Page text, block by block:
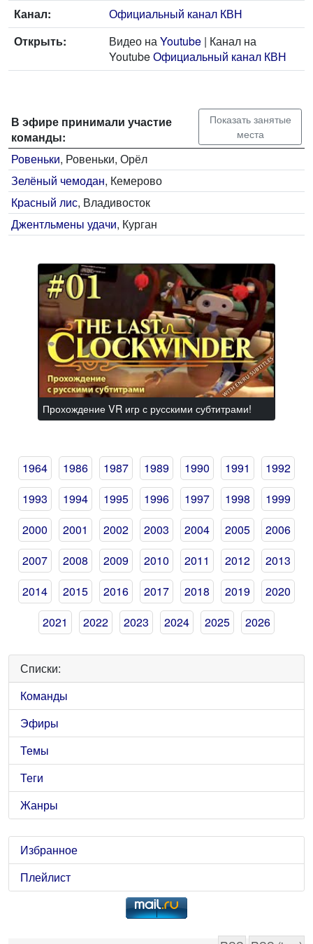
Канал:
Официальный канал КВН
Открыть:
Видео наYoutube | Канал на
YoutubeОфициальный канал КВН
В эфире принимали участие
команды:
Показать занятые
места
Ровеньки, Ровеньки, Орёл
Зелёный чемодан, Кемерово
Красный лис, Владивосток
Джентльмены удачи, Курган
Прохождение VR игр с русскими субтитрами!
1964 1986 1987 1989 1990 1991
1992
1993
1994 1995 1996 1997 1998
1999
2000
2001 2002 2003 2004 2005
2006
2007
2008 2009 2010 2011 2012
2013
2014
2015 2016 2017 2018 2019
2020
2021
2022 2023 2024 2025 2026
Списки:
Команды
Эфиры
Темы
Теги
Жанры
Избранное
Плейлист